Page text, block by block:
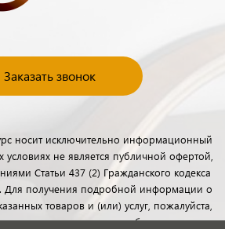
Заказать звонок
носит исключительно информационный
условиях не является публичной офертой,
Статьи 437 (2) Гражданского кодекса
Для получения подробной информации о
товаров и (или) услуг, пожалуйста,
отдела клиентского обслуживания с